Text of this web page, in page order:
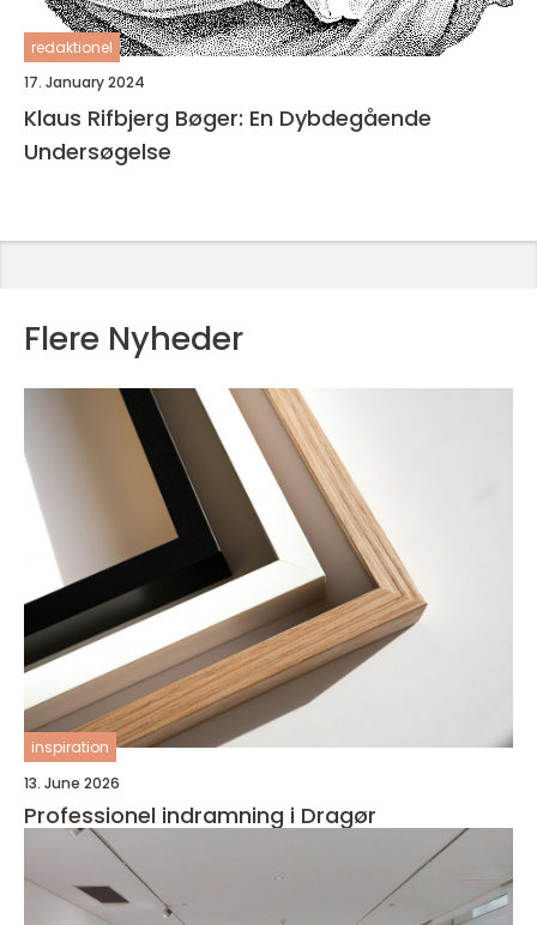
redaktionel
17. January 2024
Klaus Rifbjerg Bøger: En Dybdegående
Undersøgelse
Flere Nyheder
inspiration
13. June 2026
Professionel indramning i Dragør